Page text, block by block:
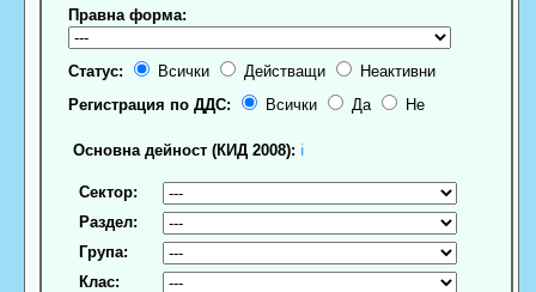
Правна форма:
Статус: Всички Действащи
Неактивни
Регистрация по ДДС:
Всички Да Не
Основна дейност (КИД 2008): ℹ
Сектор:
Раздел:
Група:
Клас: